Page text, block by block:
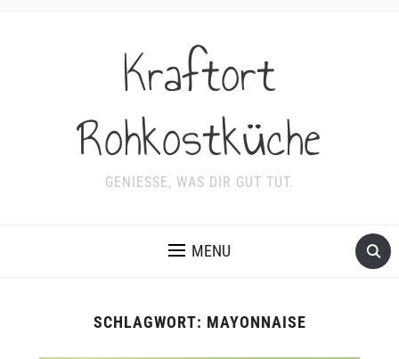
Kraftort
Rohkostküche
GENIESSE, WAS DIR GUT TUT.
MENU
SCHLAGWORT: MAYONNAISE